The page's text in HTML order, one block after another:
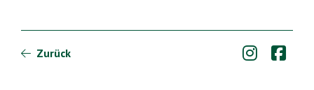
 Zurück  